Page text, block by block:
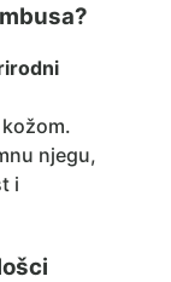
njegu,
i